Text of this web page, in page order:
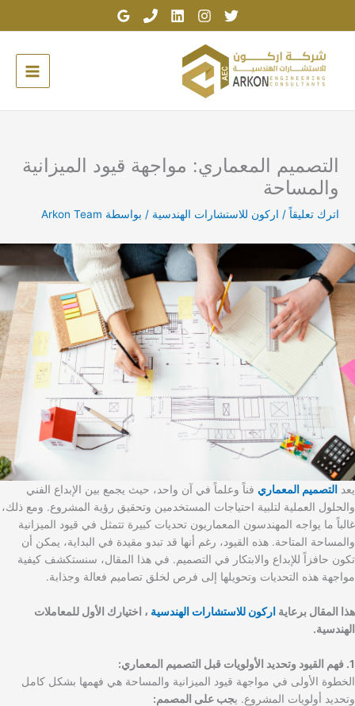
التصميم المعماري: مواجهة قيود الميزانية
والمساحة
اترك تعليقاً / اركون للاستشارات الهندسية / بواسطة Arkon Team
يعد التصميم المعماري فناً وعلماً في آن واحد، حيث يجمع بين الإبداع الفني
والحلول العملية لتلبية احتياجات المستخدمين وتحقيق رؤية المشروع. ومع ذلك،
غالباً ما يواجه المهندسون المعماريون تحديات كبيرة تتمثل في قيود الميزانية
والمساحة المتاحة. هذه القيود، رغم أنها قد تبدو مقيدة في البداية، يمكن أن
تكون حافزاً للإبداع والابتكار في التصميم. في هذا المقال، سنستكشف كيفية
مواجهة هذه التحديات وتحويلها إلى فرص لخلق تصاميم فعالة وجذابة.
هذا المقال برعاية اركون للاستشارات الهندسية ، اختيارك الأول للمعاملات
الهندسية.
1. فهم القيود وتحديد الأولويات قبل التصميم المعماري:
الخطوة الأولى في مواجهة قيود الميزانية والمساحة هي فهمها بشكل كامل
وتحديد أولويات المشروع. يجب على المصمم: